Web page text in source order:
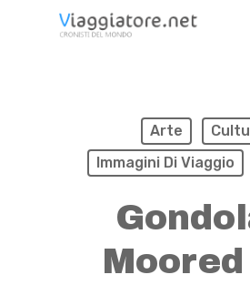
Arte
Immagini Di Viaggio